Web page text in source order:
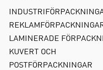
LAMINERADE
KUVERT OCH
POSTFÖRPACKNINGAR